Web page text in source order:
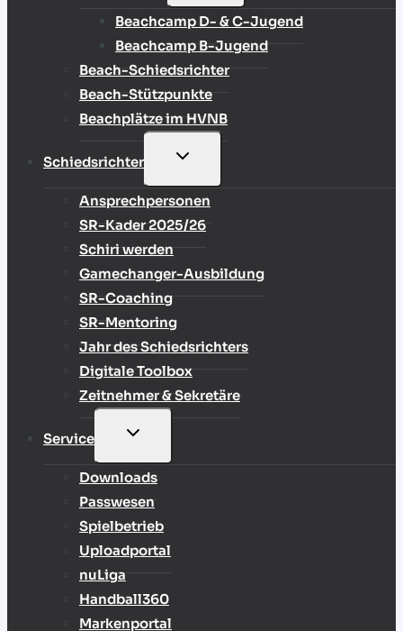
Beachcamp D- & C-Jugend
Beachcamp B-Jugend
Beach-Schiedsrichter
Beach-Stützpunkte
Beachplätze im HVNB
Schiedsrichter
UNTERMENÜ
Ansprechpersonen
SR-Kader 2025/26
Schiri werden
Gamechanger-Ausbildung
SR-Coaching
SR-Mentoring
Jahr des Schiedsrichters
Digitale Toolbox
Zeitnehmer & Sekretäre
Service
UNTERMENÜ
Downloads
Passwesen
Spielbetrieb
Uploadportal
nuLiga
Handball360
Markenportal